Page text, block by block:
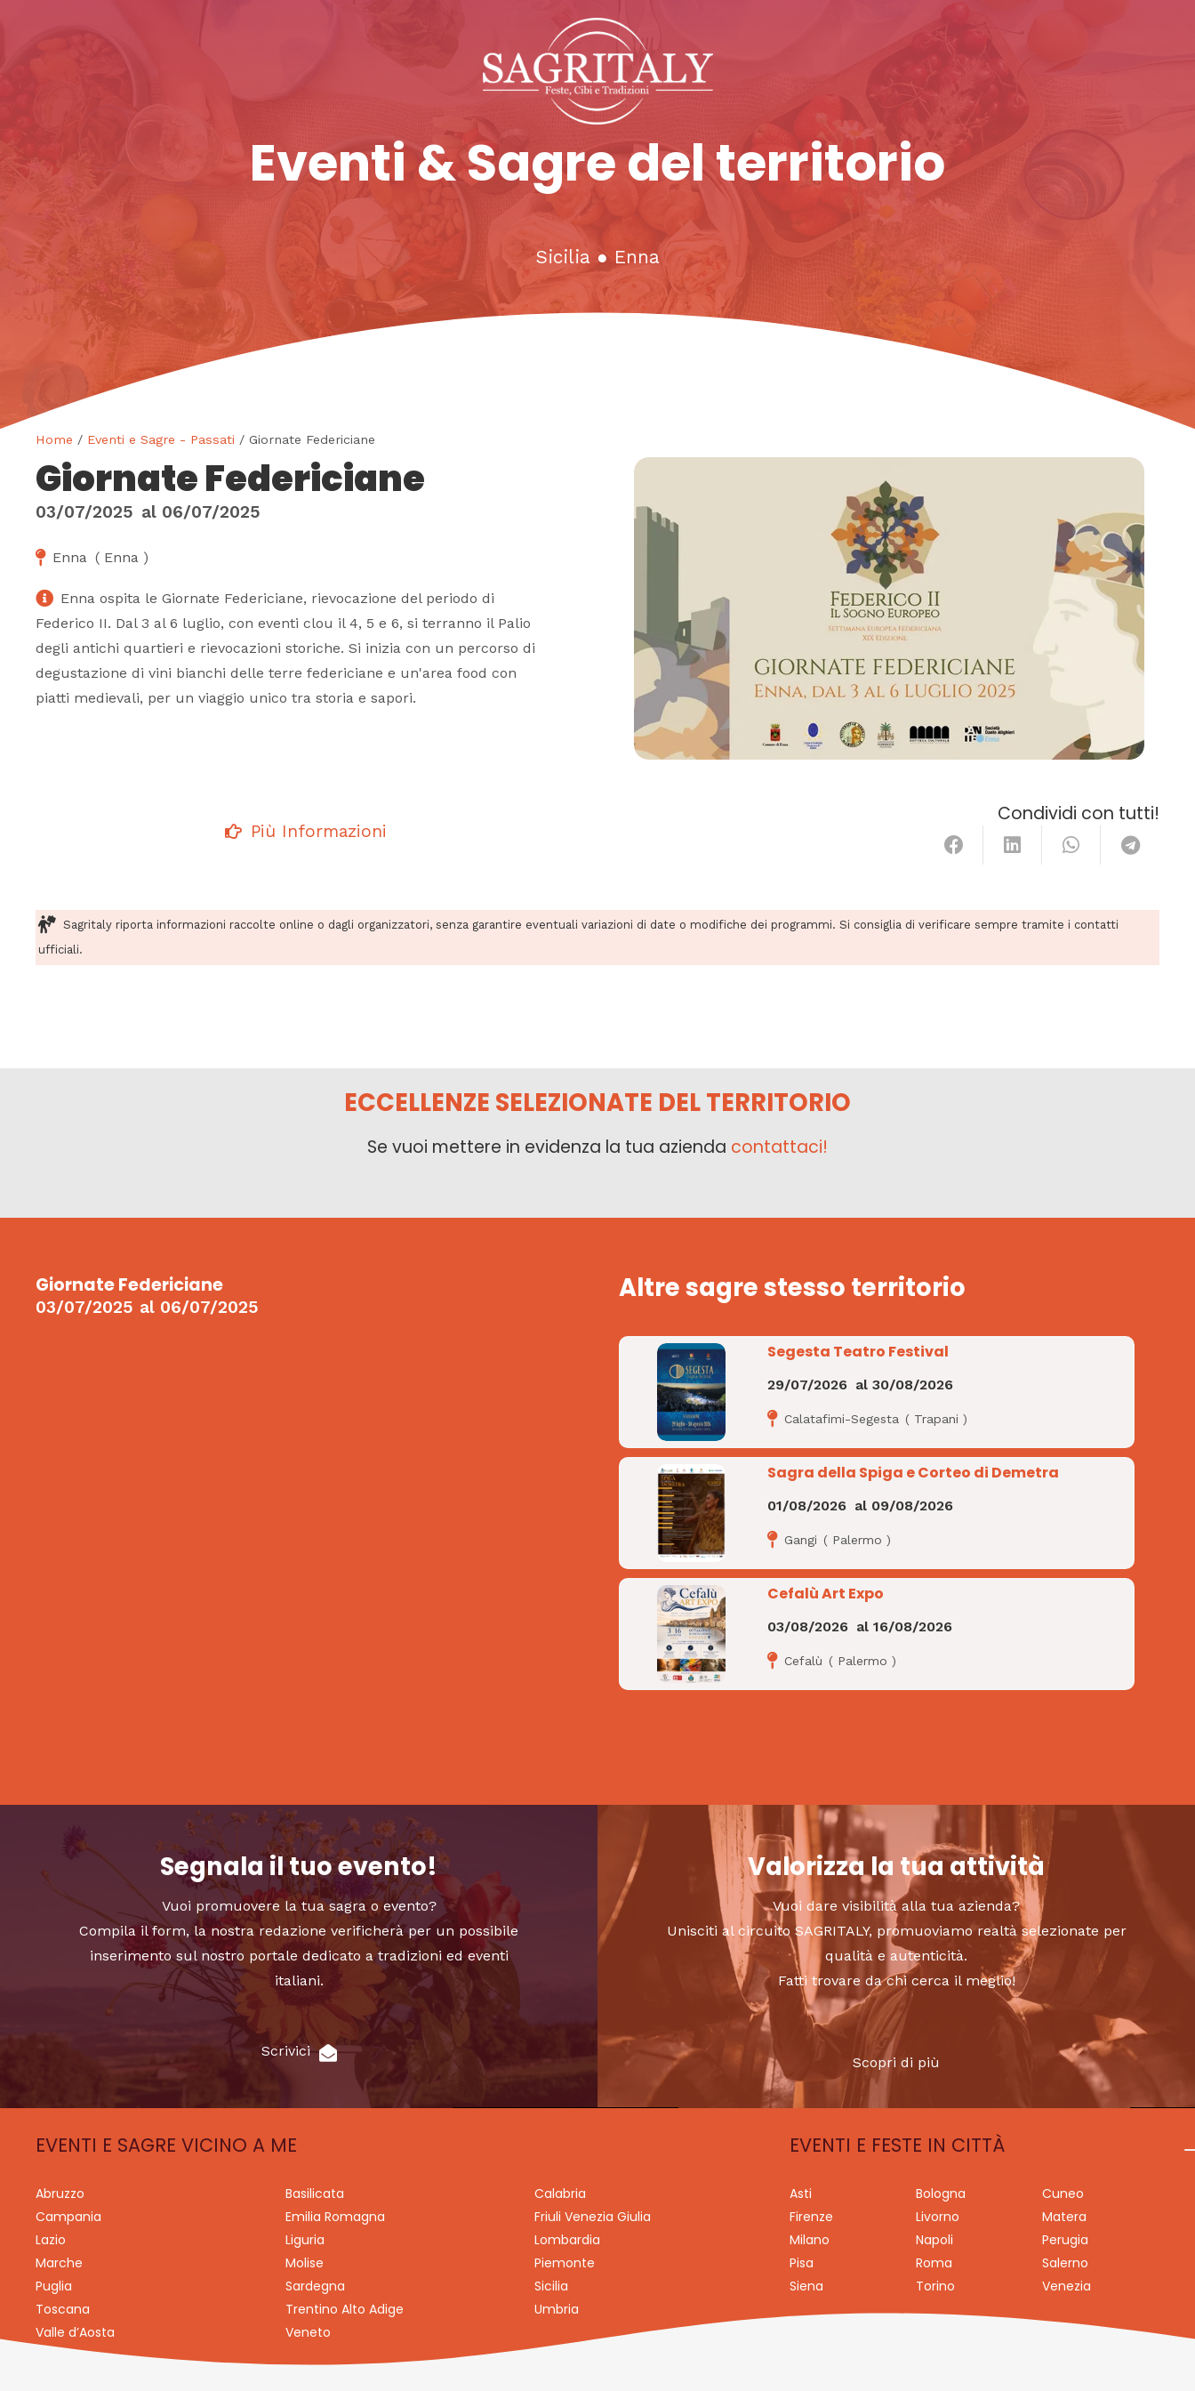
Eventi & Sagre del territorio
Sicilia ● Enna
Home / Eventi e Sagre - Passati / Giornate Federiciane
Giornate Federiciane
03/07/2025 al 06/07/2025
Enna ( Enna )
Enna ospita le Giornate Federiciane, rievocazione del periodo di
Federico II. Dal 3 al 6 luglio, con eventi clou il 4, 5 e 6, si terranno il Palio
degli antichi quartieri e rievocazioni storiche. Si inizia con un percorso di
degustazione di vini bianchi delle terre federiciane e un'area food con
piatti medievali, per un viaggio unico tra storia e sapori.
Più Informazioni
Condividi con tutti!
Sagritaly riporta informazioni raccolte online o dagli organizzatori, senza garantire eventuali variazioni di date o modifiche dei programmi. Si consiglia di verificare sempre tramite i contatti
ufficiali.
ECCELLENZE SELEZIONATE DEL TERRITORIO
Se vuoi mettere in evidenza la tua azienda contattaci!
Giornate Federiciane
03/07/2025 al 06/07/2025
Altre sagre stesso territorio
Segesta Teatro Festival
29/07/2026 al30/08/2026
Calatafimi-Segesta ( Trapani )
Sagra della Spiga e Corteo di Demetra
01/08/2026 al 09/08/2026
Gangi ( Palermo )
Cefalù Art Expo
03/08/2026 al16/08/2026
Cefalù ( Palermo )
Segnala il tuo evento!
Vuoi promuovere la tua sagra o evento?
Compila il form, la nostra redazione verificherà per un possibile
inserimento sul nostro portale dedicato a tradizioni ed eventi
italiani.
Scrivici
Valorizza la tua attività
Vuoi dare visibilità alla tua azienda?
Unisciti al circuito SAGRITALY, promuoviamo realtà selezionate per
qualità e autenticità.
Fatti trovare da chi cerca il meglio!
Scopri di più
EVENTI E SAGRE VICINO A ME
Abruzzo Basilicata
Calabria
Campania
Emilia Romagna
Friuli Venezia Giulia
Lazio
Liguria
Lombardia
Marche
Molise
Piemonte
Puglia
Sardegna
Sicilia
Toscana
Trentino Alto Adige
Umbria
Valle d’Aosta
Veneto
EVENTI E FESTE IN CITTÀ
Asti Bologna
Cuneo
Firenze
Livorno
Matera
Milano
Napoli
Perugia
Pisa
Roma
Salerno
Siena
Torino Venezia